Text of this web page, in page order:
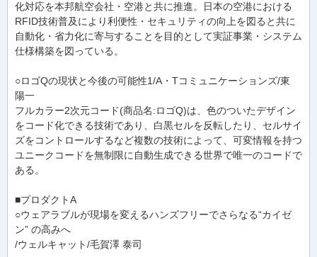
化対応を本邦航空会社・空港と共に推進。日本の空港における
RFID技術普及により利便性・セキュリティの向上を図ると共に
自動化・省力化に寄与することを目的として実証事業・システム
仕様構築を図っている。
○ロゴQの現状と今後の可能性1/A・Tコミュニケーションズ/東
陽一
フルカラー2次元コード(商品名:ロゴQ)は、色のついたデザイン
をコード化できる技術であり、白黒セルを反転したり、セルサイ
ズをコントロールするなど複数の技術によって、可変情報を持つ
ユニークコードを無制限に自動生成できる世界で唯一のコードで
ある。
■プロダクトA
○ウェアラブルが現場を変えるハンズフリーでさらなる“カイゼ
ン” の高みへ
/ウェルキャット/毛賀澤 泰司